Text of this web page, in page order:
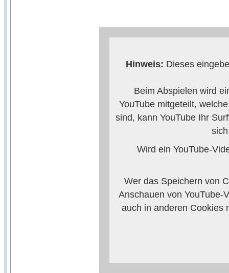
Hinweis: Dieses
Beim Abspielen wird
YouTube mitgeteilt,
sind, kann YouTube Ihr
Wird ein YouTube-
Wer das Speichern von
Anschauen von YouTube-
auch in anderen Cookies